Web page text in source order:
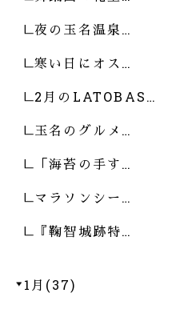
夜の玉名温泉…
寒い日にオス…
2月のLATOBAS…
玉名のグルメ…
「海苔の手す…
マラソンシー…
『鞠智城跡特…
1月(37)